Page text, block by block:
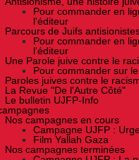
Pour commander en
l'éditeur
Parcours de Juifs
Pour commander en
l'éditeur
Une Parole juive contre le
Pour commander sur
Paroles juives contre le
La Revue "De l'Autre Côté"
Le bulletin UJFP-Info
Nos campagnes en cours
Campagne UJFP :
Film Yallah Gaza
Nos campagnes terminées